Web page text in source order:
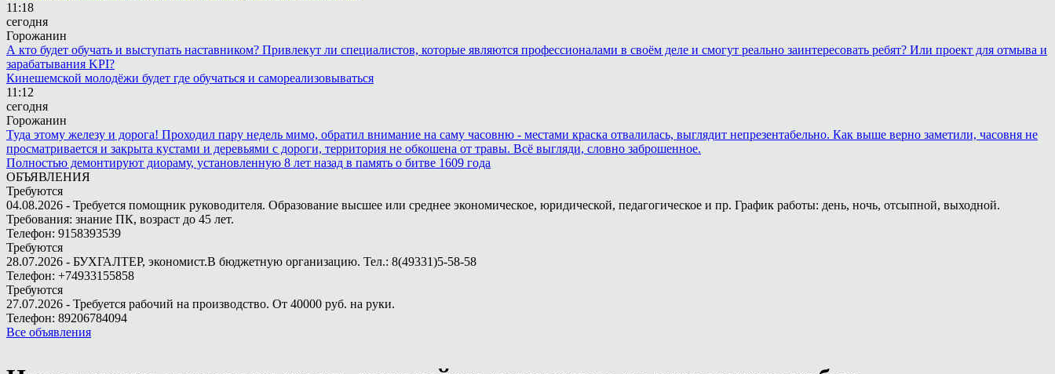
11:18
сегодня
Горожанин
А кто будет обучать и выступать наставником? Привлекут ли специалистов, которые являются профессионалами в своём деле и смогут реально заинтересовать ребят? Или проект для отмыва и
зарабатывания KPI?
Кинешемской молодёжи будет где обучаться и самореализовываться
11:12
сегодня
Горожанин
Туда этому железу и дорога! Проходил пару недель мимо, обратил внимание на саму часовню - местами краска отвалилась, выглядит непрезентабельно. Как выше верно заметили, часовня не
просматривается и закрыта кустами и деревьями с дороги, территория не обкошена от травы. Всё выгляди, словно заброшенное.
Полностью демонтируют диораму, установленную 8 лет назад в память о битве 1609 года
ОБЪЯВЛЕНИЯ
Требуются
04.08.2026 - Требуется помощник руководителя. Образование высшее или среднее экономическое, юридической, педагогическое и пр. График работы: день, ночь, отсыпной, выходной.
Требования: знание ПК, возраст до 45 лет.
Телефон: 9158393539
Требуются
28.07.2026 - БУХГАЛТЕР, экономист.В бюджетную организацию. Тел.: 8(49331)5-58-58
Телефон: +74933155858
Требуются
27.07.2026 - Требуется рабочий на производство. От 40000 руб. на руки.
Телефон: 89206784094
Все объявления